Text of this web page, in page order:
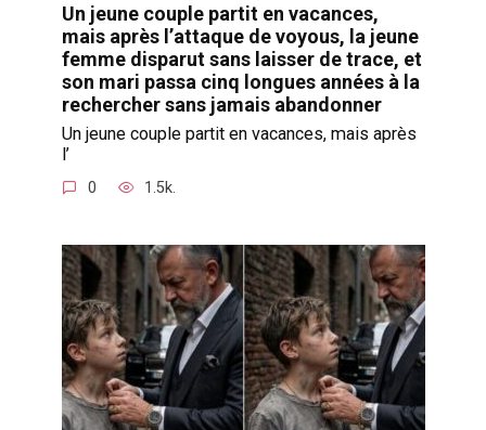
Un jeune couple partit en vacances,
mais après l’attaque de voyous, la jeune
femme disparut sans laisser de trace, et
son mari passa cinq longues années à la
rechercher sans jamais abandonner
Un jeune couple partit en vacances, mais après
l’
0 1.5k.